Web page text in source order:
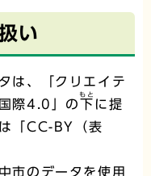
い
は、「クリエイテ
際4.0」の下
もと
に提
「CC-BY（表
市のデータを使用